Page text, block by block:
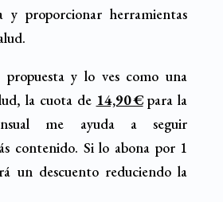
y proporcionar herramientas
propuesta y lo ves como una
la cuota de 14,90 €para la
me ayuda a seguir
contenido. Si lo abona por 1
un descuento reduciendo la